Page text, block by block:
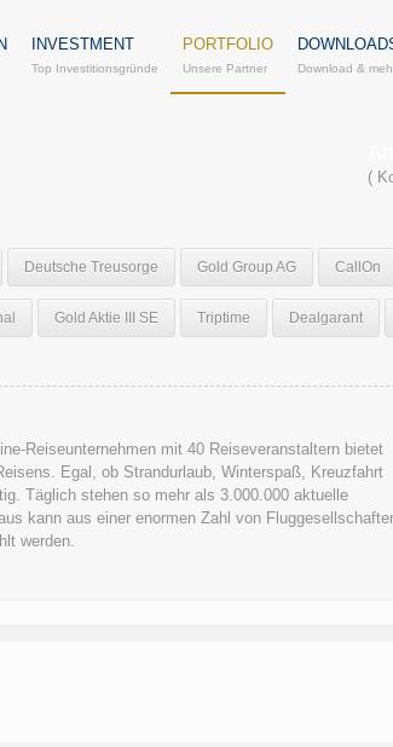
INVESTMENT
Top Investitionsgründe
PORTFOLIO
Unsere Partner Download &
(
Deutsche Treusorge Gold Group AG CallOn
Gold Aktie III SE Triptime Dealgarant
Reiseunternehmen mit 40 Reiseveranstaltern bietet
Egal, ob Strandurlaub, Winterspaß, Kreuzfahrt
Täglich stehen so mehr als 3.000.000 aktuelle
kann aus einer enormen Zahl von
werden.